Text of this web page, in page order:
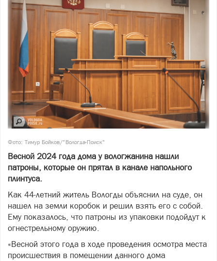
Фото: Тимур Бойков/"Вологда-Поиск"
Весной 2024 года дома у вологжанина нашли
патроны, которые он прятал в канале напольного
плинтуса.
Как 44-летний житель Вологды объяснил на суде, он
нашел на земли коробок и решил взять его с собой.
Ему показалось, что патроны из упаковки подойдут к
огнестрельному оружию.
«Весной этого года в ходе проведения осмотра места
происшествия в помещении данного дома